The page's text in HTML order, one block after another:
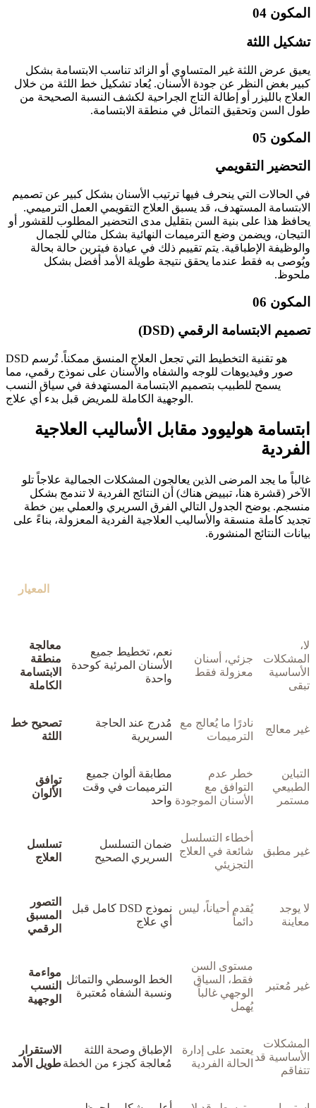
المكون 04
تشكيل اللثة
يعيق عرض اللثة غير المتساوي أو الزائد تناسب الابتسامة بشكل
كبير بغض النظر عن جودة الأسنان. يُعاد تشكيل خط اللثة من خلال
العلاج بالليزر أو إطالة التاج الجراحية لكشف النسبة الصحيحة من
طول السن وتحقيق التماثل في منطقة الابتسامة.
المكون 05
التحضير التقويمي
في الحالات التي ينحرف فيها ترتيب الأسنان بشكل كبير عن تصميم
الابتسامة المستهدف، قد يسبق العلاج التقويمي العمل الترميمي.
يحافظ هذا على بنية السن بتقليل مدى التحضير المطلوب للقشور أو
التيجان، ويضمن وضع الترميمات النهائية بشكل مثالي للجمال
والوظيفة الإطباقية. يتم تقييم ذلك في عيادة فيترين حالة بحالة
ويُوصى به فقط عندما يحقق نتيجة طويلة الأمد أفضل بشكل
ملحوظ.
المكون 06
تصميم الابتسامة الرقمي (DSD)
DSD هو تقنية التخطيط التي تجعل العلاج المنسق ممكناً. تُرسم
صور وفيديوهات للوجه والشفاه والأسنان على نموذج رقمي، مما
يسمح للطبيب بتصميم الابتسامة المستهدفة في سياق النسب
الوجهية الكاملة للمريض قبل بدء أي علاج.
ابتسامة هوليوود مقابل الأساليب العلاجية
الفردية
غالباً ما يجد المرضى الذين يعالجون المشكلات الجمالية علاجاً تلو
الآخر (قشرة هنا، تبييض هناك) أن النتائج الفردية لا تندمج بشكل
منسجم. يوضح الجدول التالي الفرق السريري والعملي بين خطة
تجديد كاملة منسقة والأساليب العلاجية الفردية المعزولة، بناءً على
بيانات النتائج المنشورة.
المعيار
معالجة
منطقة
الابتسامة
الكاملة
نعم، تخطيط جميع
الأسنان المرئية كوحدة
واحدة
جزئي، أسنان
معزولة فقط
لا،
المشكلات
الأساسية
تبقى
تصحيح خط
اللثة
مُدرج عند الحاجة
السريرية
نادرًا ما يُعالج مع
الترميمات
غير معالج
توافق
الألوان
مطابقة ألوان جميع
الترميمات في وقت
واحد
خطر عدم
التوافق مع
الأسنان الموجودة
التباين
الطبيعي
مستمر
تسلسل
العلاج
ضمان التسلسل
السريري الصحيح
أخطاء التسلسل
شائعة في العلاج
التجزيئي
غير مطبق
التصور
المسبق
الرقمي
نموذج DSD كامل قبل
أي علاج
يُقدم أحياناً، ليس
دائماً
لا يوجد
معاينة
مواءمة
النسب
الوجهية
الخط الوسطي والتماثل
ونسبة الشفاه مُعتبرة
مستوى السن
فقط، السياق
الوجهي غالباً
يُهمل
غير مُعتبر
الاستقرار
طويل الأمد
الإطباق وصحة اللثة
مُعالجة كجزء من الخطة
يعتمد على إدارة
الحالة الفردية
المشكلات
الأساسية قد
تتفاقم